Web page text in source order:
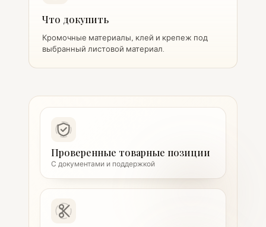
Что докупить
Кромочные материалы, клей и крепеж под
выбранный листовой материал.
Проверенные товарные позиции
С документами и поддержкой